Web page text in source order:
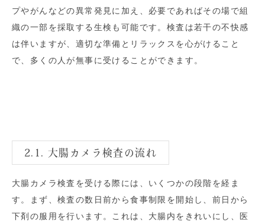
プやがんなどの異常発見に加え、必要であればその場で組
織の一部を採取する生検も可能です。検査は若干の不快感
は伴いますが、適切な準備とリラックスを心がけること
で、多くの人が無事に受けることができます。
2.1. 大腸カメラ検査の流れ
大腸カメラ検査を受ける際には、いくつかの段階を経ま
す。まず、検査の数日前から食事制限を開始し、前日から
下剤の服用を行います。これは、大腸内をきれいにし、医